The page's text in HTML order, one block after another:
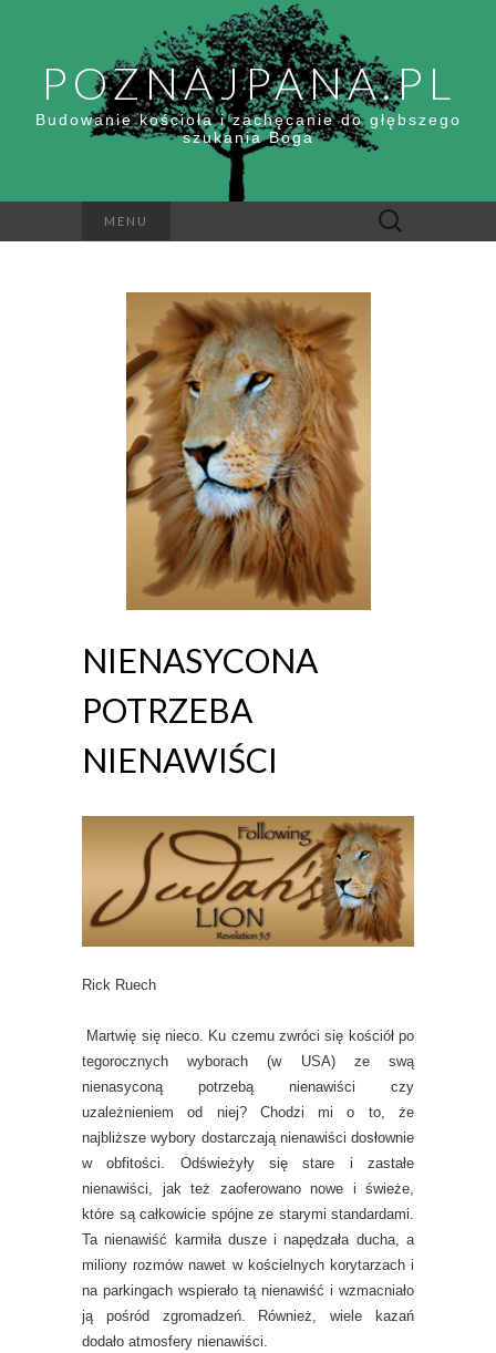
POZNAJPANA.PL
Budowanie kościoła i zachęcanie do głębszego
szukania Boga
MENU Szukaj:
NIENASYCONA
POTRZEBA
NIENAWIŚCI
Rick Ruech
Martwię się nieco. Ku czemu zwróci się kościół po
tegorocznych wyborach (w USA) ze swą
nienasyconą potrzebą nienawiści czy
uzależnieniem od niej? Chodzi mi o to, że
najbliższe wybory dostarczają nienawiści dosłownie
w obfitości. Odświeżyły się stare i zastałe
nienawiści, jak też zaoferowano nowe i świeże,
które są całkowicie spójne ze starymi standardami.
Ta nienawiść karmiła dusze i napędzała ducha, a
miliony rozmów nawet w kościelnych korytarzach i
na parkingach wspierało tą nienawiść i wzmacniało
ją pośród zgromadzeń. Również, wiele kazań
dodało atmosfery nienawiści.